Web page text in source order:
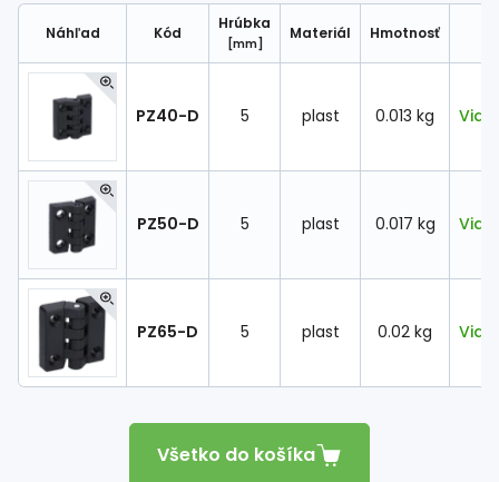
Zľava
Náhľad Kód
Hrúbka
[mm]
Materiál Hmotnosť
PZ40-D 5 plast 0.013 kg Viac
PZ50-D 5 plast 0.017 kg Viac
PZ65-D 5 plast 0.02 kg Viac
Všetko do košíka